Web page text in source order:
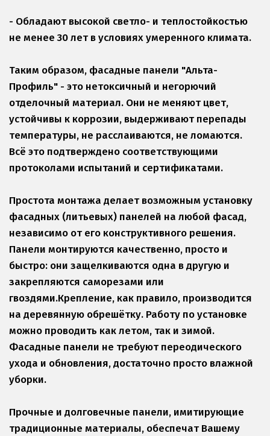
- Обладают высокой светло- и теплостойкостью
не менее 30 лет в условиях умеренного климата.
Таким образом, фасадные панели "Альта-
Профиль" - это нетоксичный и негорючий
отделочный материал. Они не меняют цвет,
устойчивы к коррозии, выдерживают перепады
температуры, не расслаиваются, не ломаются.
Всё это подтверждено соответствующими
протоколами испытаний и сертификатами.
Простота монтажа делает возможным установку
фасадных (литьевых) панелей на любой фасад,
независимо от его конструктивного решения.
Панели монтируются качественно, просто и
быстро: они защелкиваются одна в другую и
закрепляются саморезами или
гвоздями.Крепление, как правило, производится
на деревянную обрешётку. Работу по установке
можно проводить как летом, так и зимой.
Фасадные панели не требуют переодического
ухода и обновления, достаточно просто влажной
уборки.
Прочные и долговечные панели, имитирующие
традиционные материалы, обеспечат Вашему